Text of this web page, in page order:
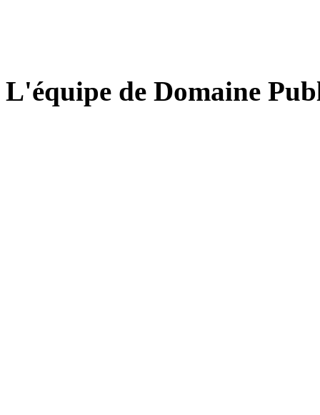
L'équipe de Domaine